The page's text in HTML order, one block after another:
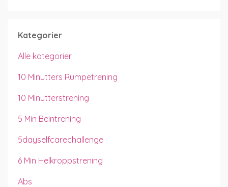
Kategorier
Alle kategorier
10 Minutters Rumpetrening
10 Minutterstrening
5 Min Beintrening
5dayselfcarechallenge
6 Min Helkroppstrening
Abs